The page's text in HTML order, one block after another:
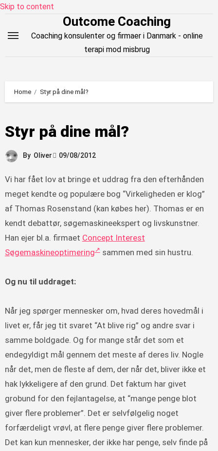
Skip to content
Outcome Coaching
Coaching konsulenter og firmaer i Danmark - online
terapi mod misbrug
Home Styr på dine mål?
Styr på dine mål?
By Oliver 09/08/2012
Vi har fået lov at bringe et uddrag fra den efterhånden
meget kendte og populære bog “Virkeligheden er klog”
af Thomas Rosenstand (kan købes her). Thomas er en
kendt debattør, søgemaskineekspert og livskunstner.
Han ejer bl.a. firmaet Concept Interest
Søgemaskineoptimering sammen med sin hustru.
Og nu til uddraget:
Når jeg spørger mennesker om, hvad deres hovedmål i
livet er, får jeg tit svaret “At blive rig” og andre svar i
samme boldgade. Og for mange står det som et
endegyldigt mål gennem det meste af deres liv. Nogle
når det, men de fleste af dem, der når det, bliver ikke et
hak lykkeligere af den grund. Det faktum har givet
grobund for den fejlantagelse, at “mange penge blot
giver flere problemer”. Det er selvfølgelig noget
forfærdeligt vrøvl, at flere penge giver flere problemer.
Det kan kun mennesker, der ikke har penge, selv finde på